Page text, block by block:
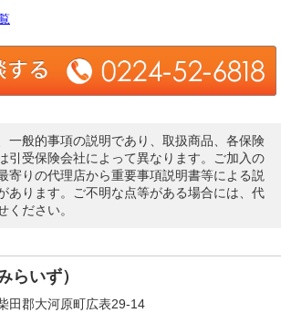
一般的事項の説明であり、取扱商品、各保険
引受保険会社によって異なります。ご加入の
寄りの代理店から重要事項説明書等による説
あります。ご不明な点等がある場合には、代
ください。
らいず）
郡大河原町広表29-14